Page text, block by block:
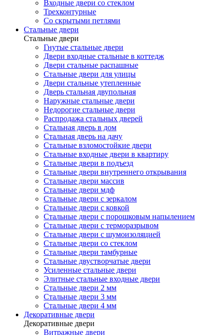
Входные двери со стеклом
Трехконтурные
Со скрытыми петлями
Стальные двери
Стальные двери
Гнутые стальные двери
Двери входные стальные в коттедж
Двери стальные распашные
Стальные двери для улицы
Двери стальные утепленные
Дверь стальная двупольная
Наружные стальные двери
Недорогие стальные двери
Распродажа стальных дверей
Стальная дверь в дом
Стальная дверь на дачу
Стальные взломостойкие двери
Стальные входные двери в квартиру
Стальные двери в подъезд
Стальные двери внутреннего открывания
Стальные двери массив
Стальные двери мдф
Стальные двери с зеркалом
Стальные двери с ковкой
Стальные двери с порошковым напылением
Стальные двери с терморазрывом
Стальные двери с шумоизоляцией
Стальные двери со стеклом
Стальные двери тамбурные
Стальные двустворчатые двери
Усиленные стальные двери
Элитные стальные входные двери
Стальные двери 2 мм
Стальные двери 3 мм
Стальные двери 4 мм
Декоративные двери
Декоративные двери
Витражные двери